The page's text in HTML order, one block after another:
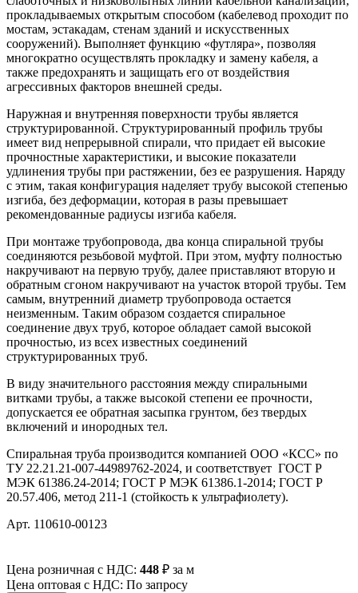
прокладываемых открытым способом (кабелевод проходит по
мостам, эстакадам, стенам зданий и искусственных
сооружений). Выполняет функцию «футляра», позволяя
многократно осуществлять прокладку и замену кабеля, а
также предохранять и защищать его от воздействия
агрессивных факторов внешней среды.
Наружная и внутренняя поверхности трубы является
структурированной. Структурированный профиль трубы
имеет вид непрерывной спирали, что придает ей высокие
прочностные характеристики, и высокие показатели
удлинения трубы при растяжении, без ее разрушения. Наряду
с этим, такая конфигурация наделяет трубу высокой степенью
изгиба, без деформации, которая в разы превышает
рекомендованные радиусы изгиба кабеля.
При монтаже трубопровода, два конца спиральной трубы
соединяются резьбовой муфтой. При этом, муфту полностью
накручивают на первую трубу, далее приставляют вторую и
обратным сгоном накручивают на участок второй трубы. Тем
самым, внутренний диаметр трубопровода остается
неизменным. Таким образом создается спиральное
соединение двух труб, которое обладает самой высокой
прочностью, из всех известных соединений
структурированных труб.
В виду значительного расстояния между спиральными
витками трубы, а также высокой степени ее прочности,
допускается ее обратная засыпка грунтом, без твердых
включений и инородных тел.
Спиральная труба производится компанией ООО «КСС» по
ТУ 22.21.21-007-44989762-2024, и соответствует ГОСТ Р
МЭК 61386.24-2014; ГОСТ Р МЭК 61386.1-2014; ГОСТ Р
20.57.406, метод 211-1 (стойкость к ультрафиолету).
Арт. 110610-00123
Цена розничная с НДС: 448 ₽ за м
Цена оптовая с НДС: По запросу